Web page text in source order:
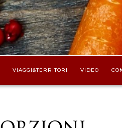
VIAGGI&TERRITORI VIDEO